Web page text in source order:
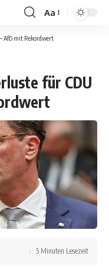
Aa
AfD mit Rekordwert
für CDU
5 Minuten Lesezeit